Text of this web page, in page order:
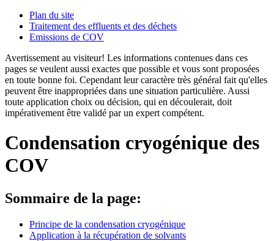
Plan du site
Traitement des effluents et des déchets
Emissions de COV
Avertissement au visiteur! Les informations contenues dans ces
pages se veulent aussi exactes que possible et vous sont proposées
en toute bonne foi. Cependant leur caractère très général fait qu'elles
peuvent être inappropriées dans une situation particulière. Aussi
toute application choix ou décision, qui en découlerait, doit
impérativement être validé par un expert compétent.
Condensation cryogénique des
COV
Sommaire de la page:
Principe de la condensation cryogénique
Application à la récupération de solvants